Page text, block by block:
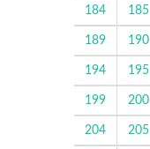
184 185
189 190
194 195
199 200
204 205